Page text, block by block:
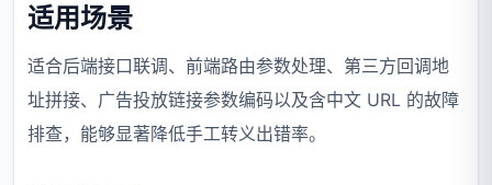
适用场景
适合后端接口联调、前端路由参数处理、第三方回调地
址拼接、广告投放链接参数编码以及含中文 URL 的故障
排查，能够显著降低手工转义出错率。